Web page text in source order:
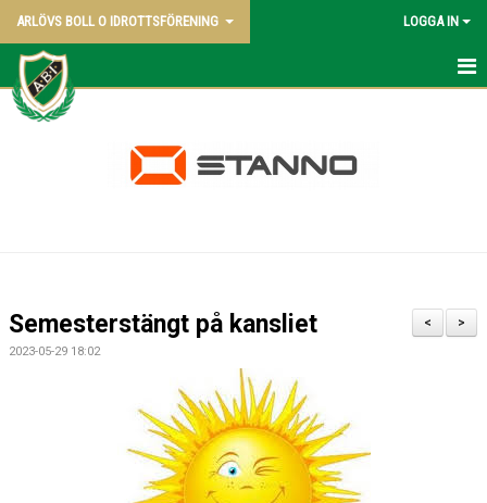
ARLÖVS BOLL O IDROTTSFÖRENING LOGGA IN
NYHETER
POLICY
KONTAKT SAMT KANSLI UPPGIFTER
>
<
Semesterstängt på kansliet
2023-05-29 18:02